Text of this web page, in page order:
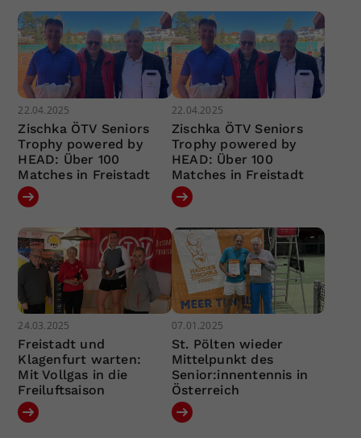
22.04.2025
Zischka ÖTV Seniors
Trophy powered by
HEAD: Über 100
Matches in Freistadt
22.04.2025
Zischka ÖTV Seniors
Trophy powered by
HEAD: Über 100
Matches in Freistadt
24.03.2025
Freistadt und
Klagenfurt warten:
Mit Vollgas in die
Freiluftsaison
07.01.2025
St. Pölten wieder
Mittelpunkt des
Senior:innentennis in
Österreich